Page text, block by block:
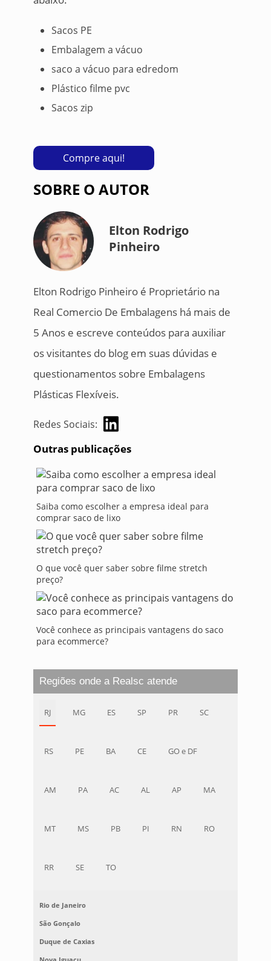
Sacos PE
Embalagem a vácuo
saco a vácuo para edredom
Plástico filme pvc
Sacos zip
Compre aqui!
SOBRE O AUTOR
Elton Rodrigo
Pinheiro
Elton Rodrigo Pinheiro é Proprietário na
Real Comercio De Embalagens há mais de
5 Anos e escreve conteúdos para auxiliar
os visitantes do blog em suas dúvidas e
questionamentos sobre Embalagens
Plásticas Flexíveis.
Redes Sociais:
Outras publicações
Saiba como escolher a empresa ideal para
comprar saco de lixo
O que você quer saber sobre filme stretch
preço?
Você conhece as principais vantagens do saco
para ecommerce?
Regiões onde a Realsc atende
RJ MG ES SP PR SC
RS PE BA CE GO e DF
AM PA AC AL AP MA
MT MS PB PI RN RO
RR SE TO
Rio de Janeiro
São Gonçalo
Duque de Caxias